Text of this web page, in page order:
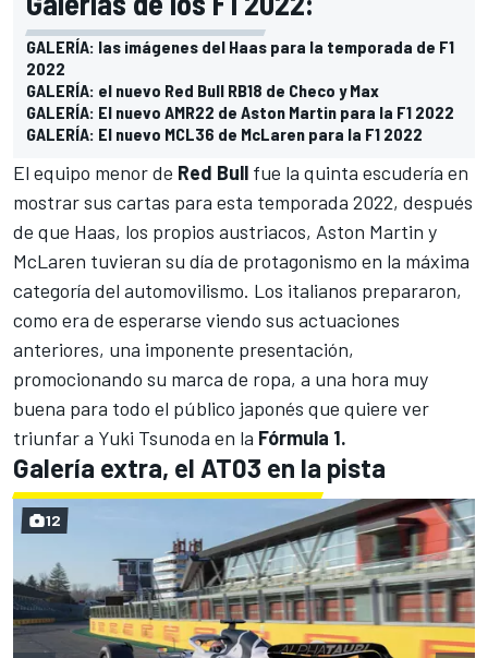
GALERÍA: las imágenes del Haas para la temporada de F1
2022
GALERÍA: el nuevo Red Bull RB18 de Checo y Max
GALERÍA: El nuevo AMR22 de Aston Martin para la F1 2022
GALERÍA: El nuevo MCL36 de McLaren para la F1 2022
El equipo menor de Red Bull fue la quinta escudería en
mostrar sus cartas para esta temporada 2022, después
de que Haas, los propios austriacos, Aston Martin y
McLaren tuvieran su día de protagonismo en la máxima
categoría del automovilismo. Los italianos prepararon,
como era de esperarse viendo sus actuaciones
anteriores, una imponente presentación,
promocionando su marca de ropa, a una hora muy
buena para todo el público japonés que quiere ver
triunfar a Yuki Tsunoda en la Fórmula 1.
Galería extra, el AT03 en la pista
12